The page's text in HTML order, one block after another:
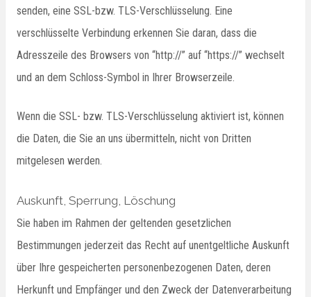
senden, eine SSL-bzw. TLS-Verschlüsselung. Eine
verschlüsselte Verbindung erkennen Sie daran, dass die
Adresszeile des Browsers von “http://” auf “https://” wechselt
und an dem Schloss-Symbol in Ihrer Browserzeile.
Wenn die SSL- bzw. TLS-Verschlüsselung aktiviert ist, können
die Daten, die Sie an uns übermitteln, nicht von Dritten
mitgelesen werden.
Auskunft, Sperrung, Löschung
Sie haben im Rahmen der geltenden gesetzlichen
Bestimmungen jederzeit das Recht auf unentgeltliche Auskunft
über Ihre gespeicherten personenbezogenen Daten, deren
Herkunft und Empfänger und den Zweck der Datenverarbeitung